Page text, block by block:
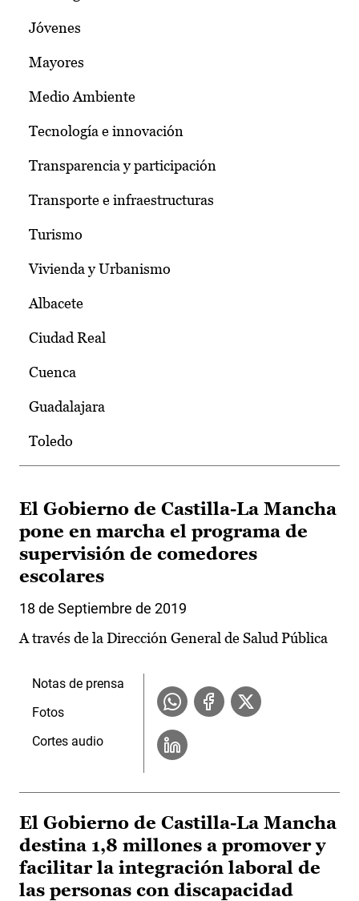
Jóvenes
Mayores
Medio Ambiente
Tecnología e innovación
Transparencia y participación
Transporte e infraestructuras
Turismo
Vivienda y Urbanismo
Albacete
Ciudad Real
Cuenca
Guadalajara
Toledo
El Gobierno de Castilla-La Mancha
pone en marcha el programa de
supervisión de comedores
escolares
18 de Septiembre de 2019
A través de la Dirección General de Salud Pública
Notas de prensa
Fotos
Cortes audio
El Gobierno de Castilla-La Mancha
destina 1,8 millones a promover y
facilitar la integración laboral de
las personas con discapacidad